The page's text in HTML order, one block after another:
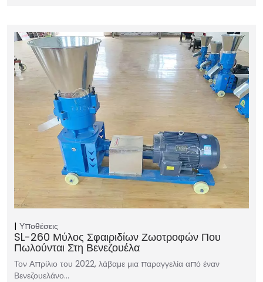
Υποθέσεις
SL-260 Μύλος Σφαιριδίων Ζωοτροφών Που
Πωλούνται Στη Βενεζουέλα
Τον Απρίλιο του 2022, λάβαμε μια παραγγελία από έναν
Βενεζουελάνο…